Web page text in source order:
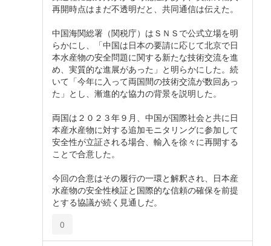
再開時点はまだ不透明だと、共同通信は伝えた。
中国海関総署（関税庁）はＳＮＳで公式立場を明
らかにし、「中国は日本の要請に応じて北京で日
本水産物の安全問題に関する新たな技術交流を進
め、実質的な進展があった」と明らかにした。続
いて「今年に入って両国間の技術交流が数回あっ
た」とし、漸進的な協力の背景を説明した。
両国は２０２３年９月、中国が国際社会と共に日
本産水産物に対する追加モニタリングに参加して
安全性が立証される場合、輸入を徐々に再開する
ことで合意した。
今回の合意はその履行の一環と解釈され、日本産
水産物の安全性検証と国際的な信頼の確保を前提
とする協議が続く見通しだ。
0